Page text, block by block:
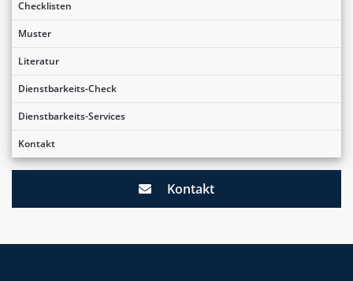
Checklisten
Muster
Literatur
Dienstbarkeits-Check
Dienstbarkeits-Services
Kontakt
Kontakt